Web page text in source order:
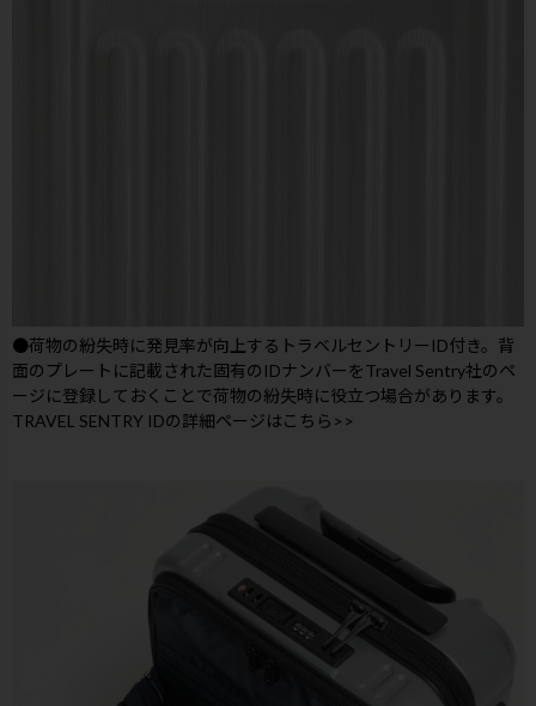
●荷物の紛失時に発見率が向上するトラベルセントリーID付き。背
面のプレートに記載された固有のIDナンバーをTravel Sentry社のペ
ージに登録しておくことで荷物の紛失時に役立つ場合があります。
TRAVEL SENTRY IDの詳細ページはこちら>>